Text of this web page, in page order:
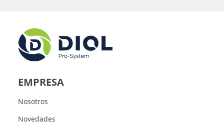
EMPRESA
Nosotros
Novedades